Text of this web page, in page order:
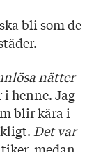
bli som de
nätter
henne. Jag
blir kära i
Det var